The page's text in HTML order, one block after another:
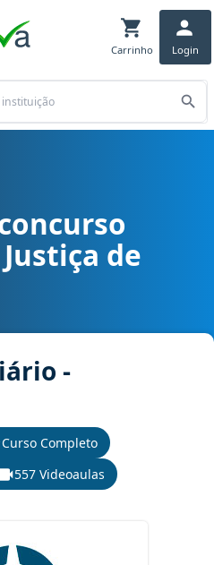
Carrinho Login
de Justiça de Alagoas cargo
de
-
Curso Completo
557 Videoaulas